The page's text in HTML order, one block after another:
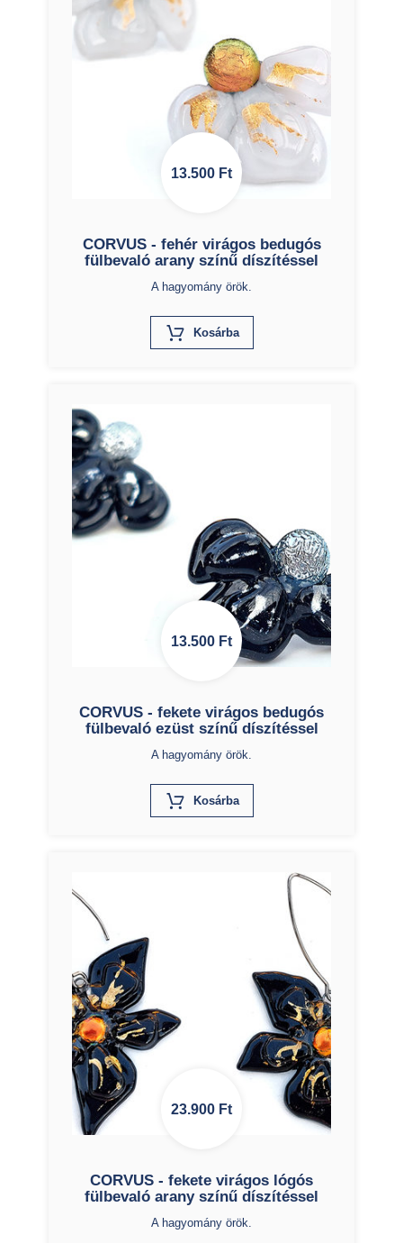
13.500 Ft
CORVUS - fehér virágos bedugós
fülbevaló arany színű díszítéssel
A hagyomány örök.
KosárbaX
13.500 Ft
CORVUS - fekete virágos bedugós
fülbevaló ezüst színű díszítéssel
A hagyomány örök.
KosárbaX
23.900 Ft
CORVUS - fekete virágos lógós
fülbevaló arany színű díszítéssel
A hagyomány örök.